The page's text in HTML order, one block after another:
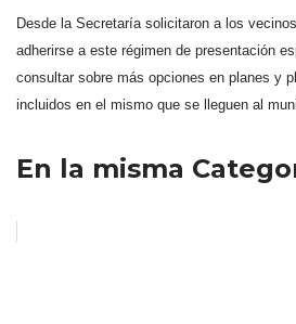
Desde la Secretaría solicitaron a los
adherirse a este régimen de presentación
consultar sobre más opciones en planes y
incluidos en el mismo que se lleguen al
En la misma